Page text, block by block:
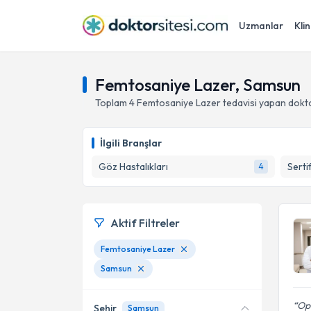
Uzmanlar
Femtosaniye Lazer, Samsun
Toplam 4Femtosaniye Lazertedavisi yapan
İlgili Branşlar
Göz Hastalıkları
4
Aktif Filtreler
Femtosaniye Lazer
Samsun
Şehir Samsun